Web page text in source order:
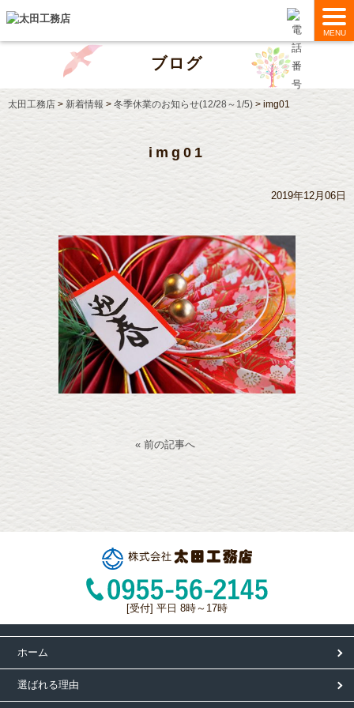
MENU
ブログ
太田工務店 > 新着情報 > 冬季休業のお知らせ(12/28～1/5) > img01
img01
2019年12月06日
« 前の記事へ
[受付] 平日 8時～17時
ホーム
選ばれる理由